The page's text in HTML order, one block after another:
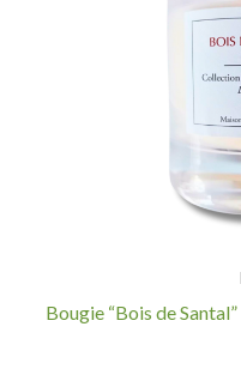
Bougie “Bois de